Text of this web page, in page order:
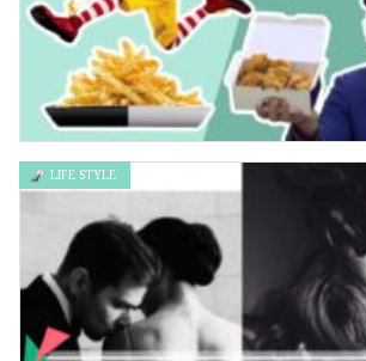
吃麥當勞也要有特別技巧 6個有共鳴的老麥回憶
LIFE STYLE